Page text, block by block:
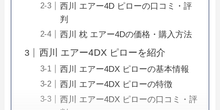
西川 エアー4D ピローの口コミ・評
判
西川 枕 エアー4Dの価格・購入方法
西川 エアー4DX ピローを紹介
西川 エアー4DX ピローの基本情報
西川 エアー4DX ピローの特徴
西川 エアー4DX ピローの口コミ・評